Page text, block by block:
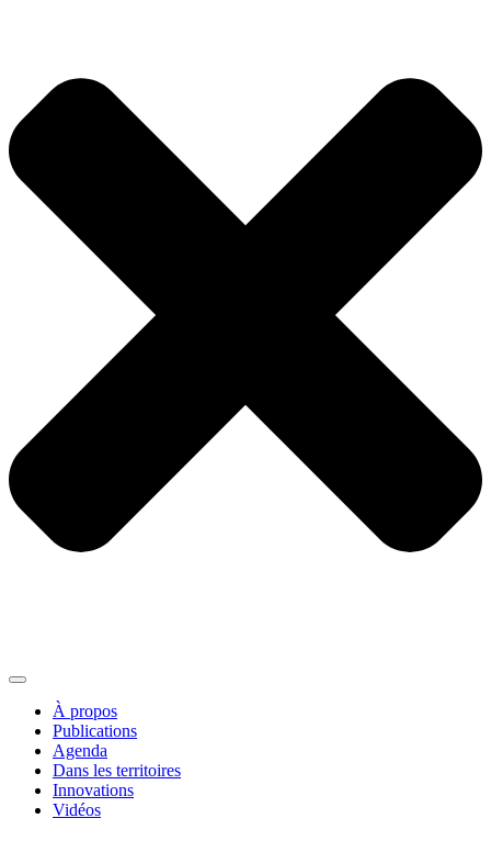
À propos
Publications
Agenda
Dans les territoires
Innovations
Vidéos